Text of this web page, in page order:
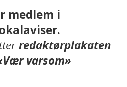
medlem i
redaktørplakaten
varsom»